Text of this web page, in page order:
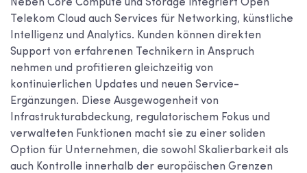
Neben Core Compute und Storage integriert Open
Telekom Cloud auch Services für Networking, künstliche
Intelligenz und Analytics. Kunden können direkten
Support von erfahrenen Technikern in Anspruch
nehmen und profitieren gleichzeitig von
kontinuierlichen Updates und neuen Service-
Ergänzungen. Diese Ausgewogenheit von
Infrastrukturabdeckung, regulatorischem Fokus und
verwalteten Funktionen macht sie zu einer soliden
Option für Unternehmen, die sowohl Skalierbarkeit als
auch Kontrolle innerhalb der europäischen Grenzen